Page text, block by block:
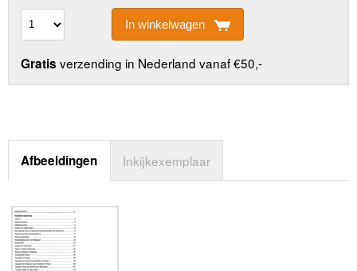
In winkelwagen
Gratis verzending in Nederland vanaf €50,-
Afbeeldingen Inkijkexemplaar